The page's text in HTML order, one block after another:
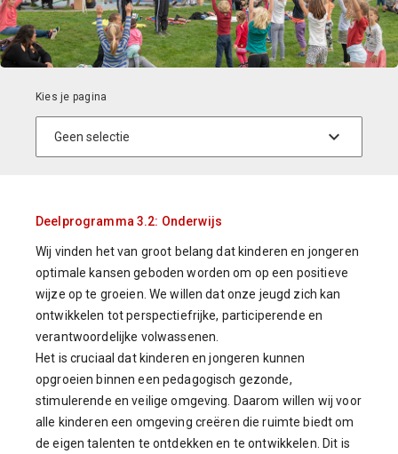
Deelprogramma 3.2: Onderwijs
Wij vinden het van groot belang dat kinderen en jongeren
optimale kansen geboden worden om op een positieve
wijze op te groeien. We willen dat onze jeugd zich kan
ontwikkelen tot perspectiefrijke, participerende en
verantwoordelijke volwassenen.
Het is cruciaal dat kinderen en jongeren kunnen
opgroeien binnen een pedagogisch gezonde,
stimulerende en veilige omgeving. Daarom willen wij voor
alle kinderen een omgeving creëren die ruimte biedt om
de eigen talenten te ontdekken en te ontwikkelen. Dit is